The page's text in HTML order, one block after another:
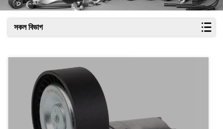
সকল বিভাগ